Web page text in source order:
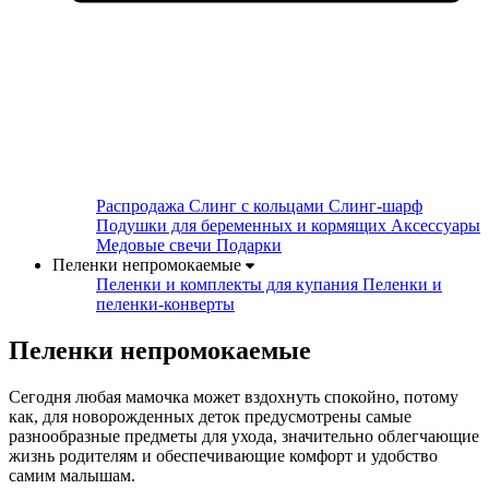
Распродажа Слинг с кольцами Слинг-шарф
Подушки для беременных и кормящих Аксессуары
Медовые свечи Подарки
Пеленки непромокаемые
Пеленки и комплекты для купания Пеленки и
пеленки-конверты
Пеленки непромокаемые
Сегодня любая мамочка может вздохнуть спокойно, потому
как, для новорожденных деток предусмотрены самые
разнообразные предметы для ухода, значительно облегчающие
жизнь родителям и обеспечивающие комфорт и удобство
самим малышам.